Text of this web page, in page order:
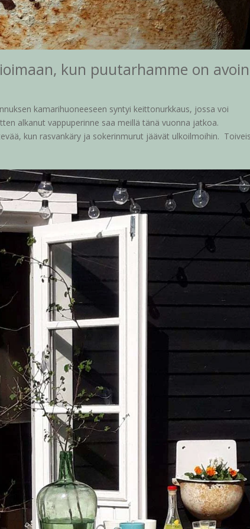
kun puutarhamme on avoin
kamarihuoneeseen syntyi keittonurkkaus, jossa voi
alkanut vappuperinne saa meillä tänä vuonna jatkoa.
kun rasvankäry ja sokerinmurut jäävät ulkoilmoihin.